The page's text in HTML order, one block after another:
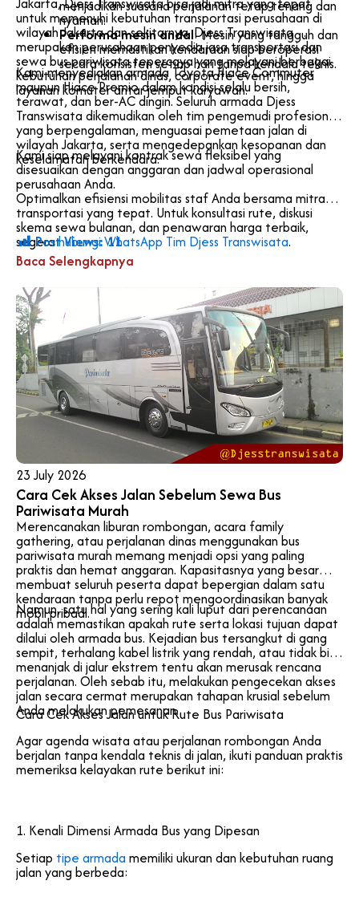
menjadikan suasana perjalanan tetap tenang dan
nyaman.
Performa mesin andal: Mesin yang tangguh dan
efisien memastikan kendaraan siap beroperasi
secara konsisten setiap hari tanpa kendala teknis.
untuk memenuhi kebutuhan transportasi perusahaan di
wilayah Jakarta dan sekitarnya. Djess Transwisata
merupakan perusahaan penyedia jasa transportasi dan
sewa bus pariwisata tepercaya yang melayani berbagai
kebutuhan perjalanan dinas, corporate event, hingga
layanan komuter antar jemput karyawan.
Kami menyediakan armada Toyota Hiace Commuter
maupun Hiace Premio dalam kondisi selalu bersih,
terawat, dan ber-AC dingin. Seluruh armada Djess
Transwisata dikemudikan oleh tim pengemudi profesional
yang berpengalaman, menguasai pemetaan jalan di
wilayah Jakarta, serta mengedepankan kesopanan dan
keselamatan berkendara.
Kami siap melayani kontrak sewa fleksibel yang
disesuaikan dengan anggaran dan jadwal operasional
perusahaan Anda.
Optimalkan efisiensi mobilitas staf Anda bersama mitra
transportasi yang tepat. Untuk konsultasi rute, diskusi
skema sewa bulanan, dan penawaran harga terbaik,
segerahubungi WhatsApp Tim Djess Transwisata.
Post Views: 11
Baca Selengkapnya
23 July 2026
Cara Cek Akses Jalan Sebelum Sewa Bus
Pariwisata Murah
Merencanakan liburan rombongan, acara family
gathering, atau perjalanan dinas menggunakan bus
pariwisata murah memang menjadi opsi yang paling
praktis dan hemat anggaran. Kapasitasnya yang besar
membuat seluruh peserta dapat bepergian dalam satu
kendaraan tanpa perlu repot mengoordinasikan banyak
mobil pribadi.
Namun, satu hal yang sering kali luput dari perencanaan
adalah memastikan apakah rute serta lokasi tujuan dapat
dilalui oleh armada bus. Kejadian bus tersangkut di gang
sempit, terhalang kabel listrik yang rendah, atau tidak bisa
menanjak di jalur ekstrem tentu akan merusak rencana
perjalanan. Oleh sebab itu, melakukan pengecekan akses
jalan secara cermat merupakan tahapan krusial sebelum
Anda melakukan pemesanan.
Cara Cek Akses Jalan untuk Rute Bus Pariwisata
Agar agenda wisata atau perjalanan rombongan Anda
berjalan tanpa kendala teknis di jalan, ikuti panduan praktis
memeriksa kelayakan rute berikut ini:
1. Kenali Dimensi Armada Bus yang Dipesan
Setiap tipe armada memiliki ukuran dan kebutuhan ruang
jalan yang berbeda: